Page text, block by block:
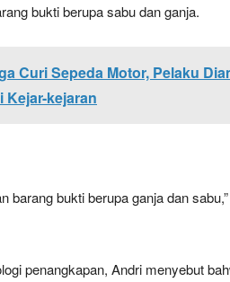
bukti berupa sabu dan ganja.
Curi Sepeda Motor, Pelaku
Kejar-kejaran
barang bukti berupa ganja dan
penangkapan, Andri menyebut